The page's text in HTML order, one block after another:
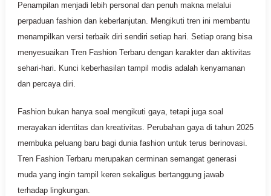
Penampilan menjadi lebih personal dan penuh makna melalui
perpaduan fashion dan keberlanjutan. Mengikuti tren ini membantu
menampilkan versi terbaik diri sendiri setiap hari. Setiap orang bisa
menyesuaikan Tren Fashion Terbaru dengan karakter dan aktivitas
sehari-hari. Kunci keberhasilan tampil modis adalah kenyamanan
dan percaya diri.
Fashion bukan hanya soal mengikuti gaya, tetapi juga soal
merayakan identitas dan kreativitas. Perubahan gaya di tahun 2025
membuka peluang baru bagi dunia fashion untuk terus berinovasi.
Tren Fashion Terbaru merupakan cerminan semangat generasi
muda yang ingin tampil keren sekaligus bertanggung jawab
terhadap lingkungan.